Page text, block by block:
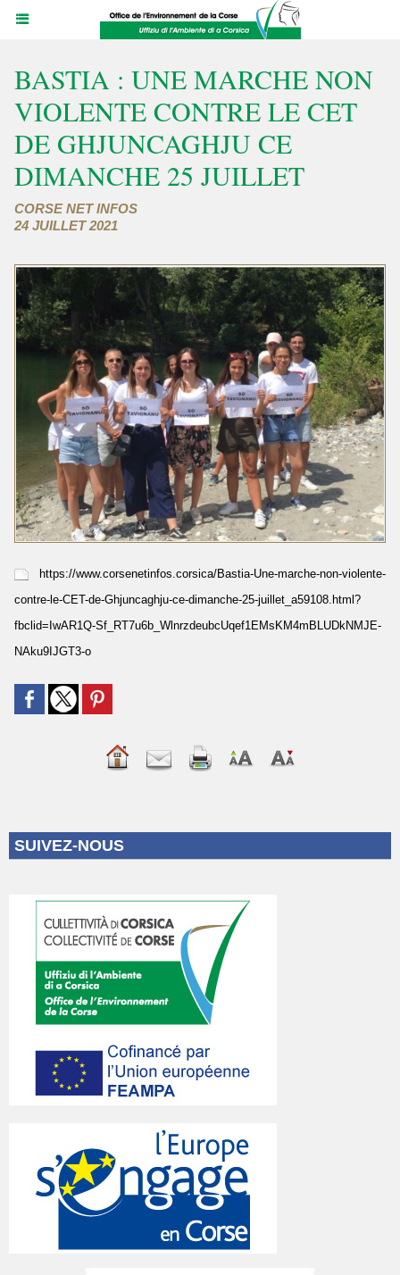
BASTIA : UNE MARCHE NON
VIOLENTE CONTRE LE CET
DE GHJUNCAGHJU CE
DIMANCHE 25 JUILLET
CORSE NET INFOS
24 JUILLET 2021
https://www.corsenetinfos.corsica/Bastia-Une-marche-non-violente-
contre-le-CET-de-Ghjuncaghju-ce-dimanche-25-juillet_a59108.html?
fbclid=IwAR1Q-Sf_RT7u6b_WlnrzdeubcUqef1EMsKM4mBLUDkNMJE-
NAku9IJGT3-o
SUIVEZ-NOUS